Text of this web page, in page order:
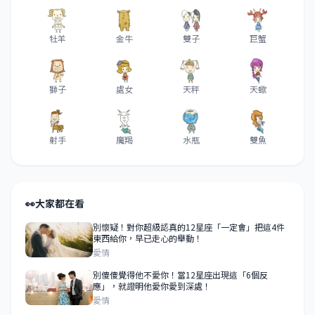
牡羊 金牛 雙子 巨蟹
獅子 處女 天秤 天蠍
射手 魔羯 水瓶 雙魚
👀大家都在看
別懷疑！對你超級認真的12星座「一定會」把這4件
東西給你，早已走心的舉動！
愛情
別傻傻覺得他不愛你！當12星座出現這「6個反
應」，就證明他愛你愛到深處！
愛情